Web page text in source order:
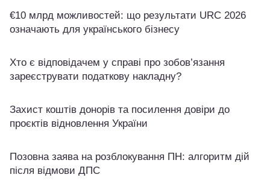
€10 млрд можливостей: що результати URC 2026
означають для українського бізнесу
Хто є відповідачем у справі про зобов’язання
зареєструвати податкову накладну?
Захист коштів донорів та посилення довіри до
проєктів відновлення України
Позовна заява на розблокування ПН: алгоритм дій
після відмови ДПС